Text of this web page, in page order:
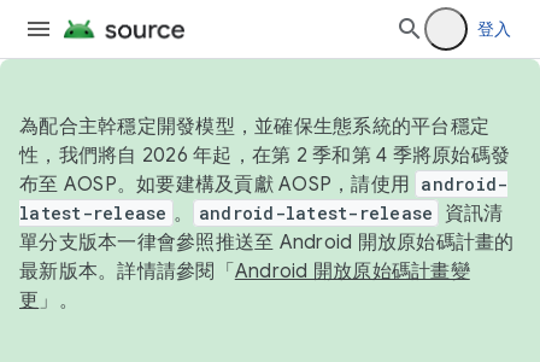
登入
為配合主幹穩定開發模型，並確保生態系統的平台穩定
性，我們將自 2026 年起，在第 2 季和第 4 季將原始碼發
布至 AOSP。如要建構及貢獻 AOSP，請使用 android-
latest-release 。 android-latest-release
資訊清
單分支版本一律會參照推送至 Android 開放原始碼計畫的
最新版本。詳情請參閱「 Android 開放原始碼計畫變
更 」。